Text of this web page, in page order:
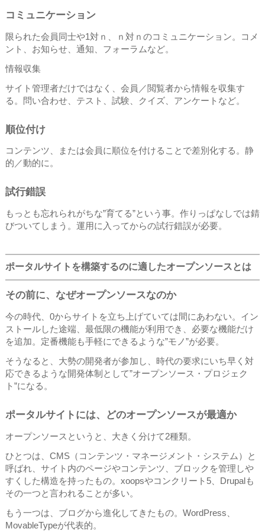
コミュニケーション
限られた会員同士や1対ｎ、ｎ対ｎのコミュニケーション。コメ
ント、お知らせ、通知、フォーラムなど。
情報収集
サイト管理者だけではなく、会員／閲覧者から情報を収集す
る。問い合わせ、テスト、試験、クイズ、アンケートなど。
順位付け
コンテンツ、または会員に順位を付けることで差別化する。静
的／動的に。
試行錯誤
もっとも忘れられがちな”育てる”という事。作りっぱなしでは錆
びついてしまう。運用に入ってからの試行錯誤が必要。
ポータルサイトを構築するのに適したオープンソースとは
その前に、なぜオープンソースなのか
今の時代、0からサイトを立ち上げていては間にあわない。イン
ストールした途端、最低限の機能が利用でき、必要な機能だけ
を追加。定番機能も手軽にできるような”モノ”が必要。
そうなると、大勢の開発者が参加し、時代の要求にいち早く対
応できるような開発体制として”オープンソース・プロジェク
ト”になる。
ポータルサイトには、どのオープンソースが最適か
オープンソースというと、大きく分けて2種類。
ひとつは、CMS（コンテンツ・マネージメント・システム）と
呼ばれ、サイト内のページやコンテンツ、ブロックを管理しや
すくした構造を持ったもの。xoopsやコンクリート5、Drupalも
その一つと言われることが多い。
もう一つは、ブログから進化してきたもの。WordPress、
MovableTypeが代表的。